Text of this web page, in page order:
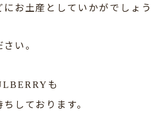
お土産としていかがでしょう
い。
も
しております。